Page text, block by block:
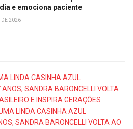
e emociona paciente
DE 2026
LINDA CASINHA AZUL
SANDRA BARONCELLI VOLTA
E INSPIRA GERAÇÕES
LINDA CASINHA AZUL
SANDRA BARONCELLI VOLTA AO